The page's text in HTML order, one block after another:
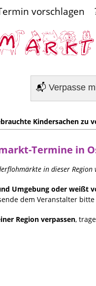
vorschlagen
📬 Verpasse
Kindersachen zu
Termine in
in dieser Region
Umgebung oder weißt
dem Veranstalter
Region verpassen,